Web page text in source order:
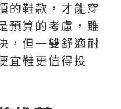
的鞋款，才能穿
預算的考慮，雖
，但一雙舒適耐
宜鞋更值得投